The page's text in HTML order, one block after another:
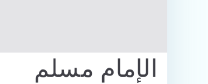
الإمام مسلم